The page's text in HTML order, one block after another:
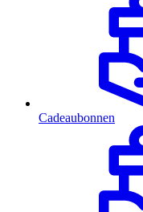
Cadeaubonnen